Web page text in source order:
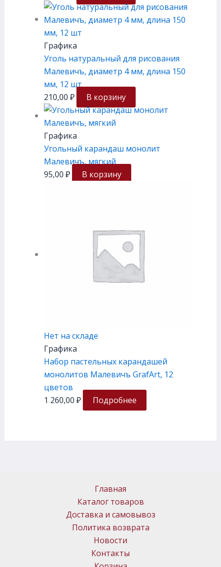
Графика
Уголь натуральный для рисования
Малевичъ, диаметр 4 мм, длина 150
мм, 12 шт
210,00 ₽ В корзину
Графика
Угольный карандаш монолит
Малевичъ, мягкий
95,00 ₽ В корзину
Нет на складе
Графика
Набор пастельных карандашей
монолитов Малевичъ GrafArt, 12
цветов
1 260,00 ₽ Подробнее
Главная
Каталог товаров
Доставка и самовывоз
Политика возврата
Новости
Контакты